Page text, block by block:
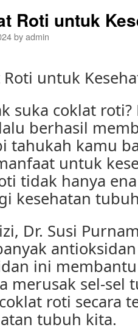
Roti untuk
byadmin
untuk
suka coklat
berhasil
tahukah kamu
untuk
tidak hanya
kesehatan
Dr. Susi
ini
merusak sel-sel
roti secara
tubuh kita.